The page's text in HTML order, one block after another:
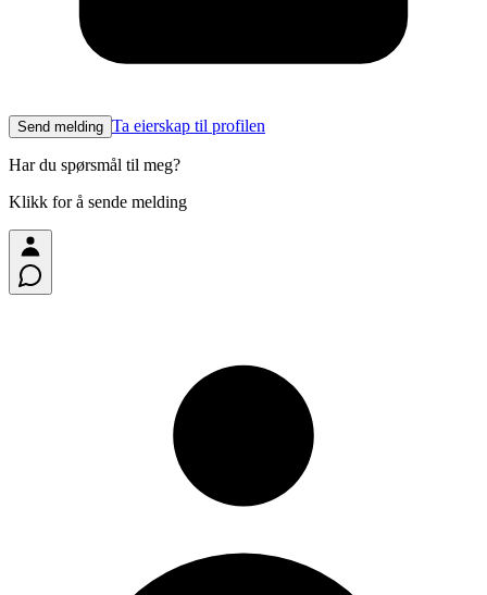
Send melding Ta eierskap til profilen
Har du spørsmål til meg?
Klikk for å sende melding